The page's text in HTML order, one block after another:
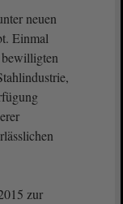
neuen
Einmal
zur